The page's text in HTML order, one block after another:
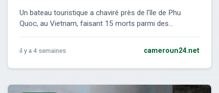
Un bateau touristique a chaviré près de l'île de Phu
Quoc, au Vietnam, faisant 15 morts parmi des...
il y a 4 semaines cameroun24.net